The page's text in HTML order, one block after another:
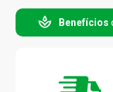
Benefícios